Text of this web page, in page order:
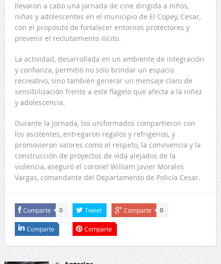
llevaron a cabo una jornada de cine dirigida a niños,
niñas y adolescentes en el municipio de El Copey, Cesar,
con el propósito de fortalecer entornos protectores y
prevenir el reclutamiento ilícito.
La actividad, desarrollada en un ambiente de integración
y confianza, permitió no solo brindar un espacio
recreativo, sino también generar un mensaje claro de
sensibilización frente a este flagelo que afecta a la niñez
y adolescencia.
Durante la jornada, los uniformados compartieron con
los asistentes, entregaron regalos y refrigerios, y
promovieron valores como el respeto, la convivencia y la
construcción de proyectos de vida alejados de la
violencia, aseguró el coronel William Javier Morales
Vargas, comandante del Departamento de Policía Cesar.
Comparte 0 Tweet Comparte 0
Comparte Comparte